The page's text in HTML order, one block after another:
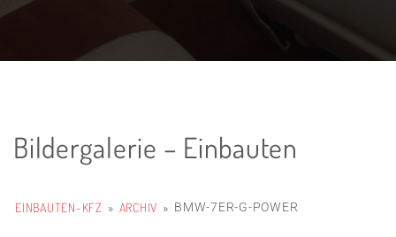
Bildergalerie – Einbauten
EINBAUTEN-KFZ » ARCHIV » BMW-7ER-G-POWER